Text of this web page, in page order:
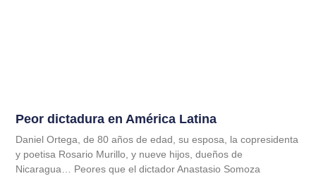
Peor dictadura en América Latina
Daniel Ortega, de 80 años de edad, su esposa, la copresidenta
y poetisa Rosario Murillo, y nueve hijos, dueños de
Nicaragua… Peores que el dictador Anastasio Somoza